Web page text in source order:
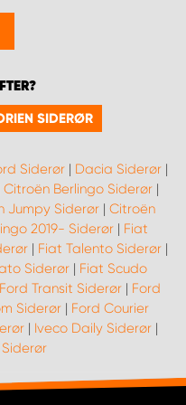
SIDERØR
Siderør | Dacia Siderør |
Citroën Berlingo Siderør |
Jumpy Siderør| Citroën
2019- Siderør| Fiat
| Fiat Talento Siderør|
Siderør| Fiat Scudo
Ford Transit Siderør | Ford
Siderør| Ford Courier
| Iveco Daily Siderør |